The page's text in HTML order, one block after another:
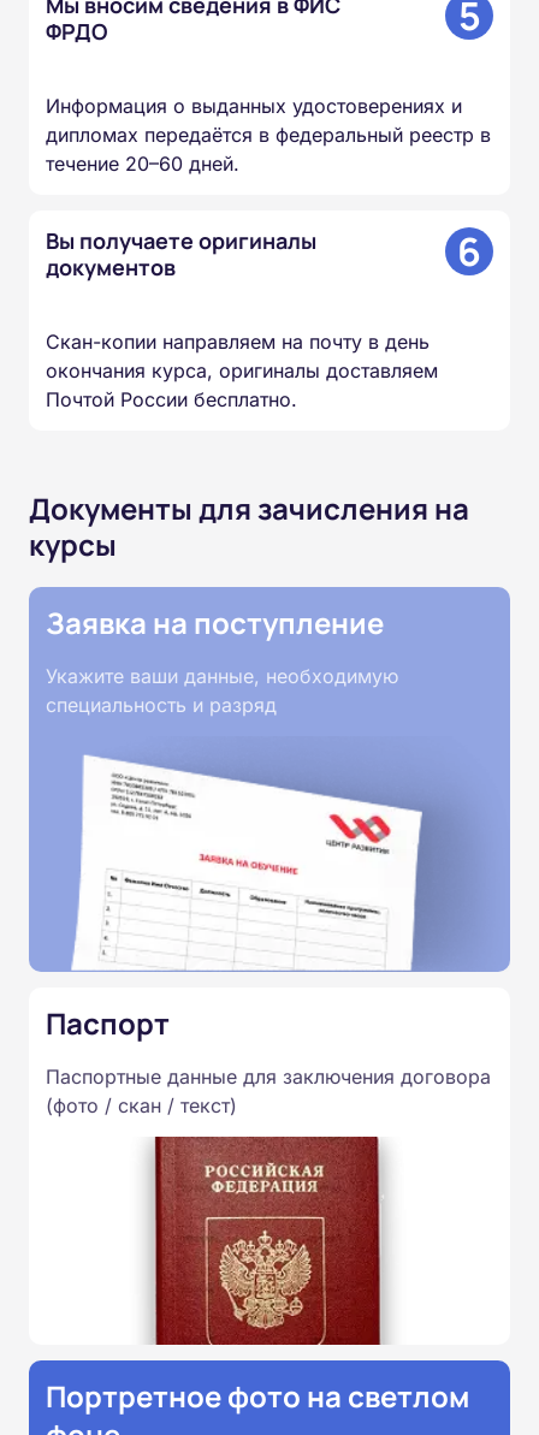
ФРДО
5
Информация о выданных удостоверениях и
дипломах передаётся в федеральный реестр в
течение 20–60 дней.
Вы получаете оригиналы
документов
6
Скан-копии направляем на почту в день
окончания курса, оригиналы доставляем
Почтой России бесплатно.
Документы для зачисления на
курсы
Заявка на поступление
Укажите ваши данные, необходимую
специальность и разряд
Паспорт
Паспортные данные для заключения договора
(фото / скан / текст)
Портретное фото на светлом